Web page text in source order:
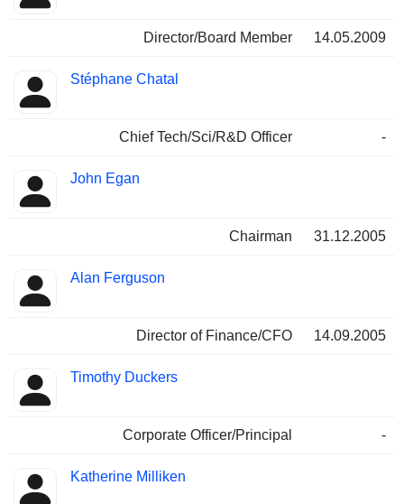
Director/Board Member 14.05.2009
Stéphane Chatal
Chief Tech/Sci/R&D Officer -
John Egan
Chairman 31.12.2005
Alan Ferguson
Director of Finance/CFO 14.09.2005
Timothy Duckers
Corporate Officer/Principal -
Katherine Milliken